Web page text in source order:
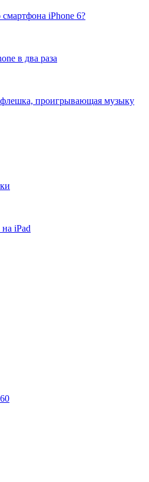
смартфона iPhone 6?
в два раза
проигрывающая музыку
iPad